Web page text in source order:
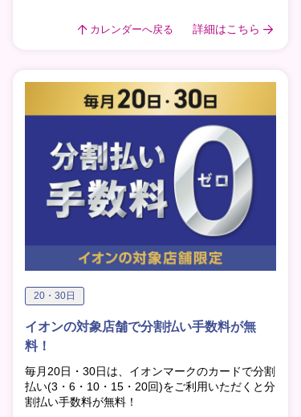
カレンダーへ戻る 詳細はこちら
20・30日
イオンの対象店舗で分割払い手数料が無
料！
毎月20日・30日は、イオンマークのカードで分割
払い(3・6・10・15・20回)をご利用いただくと分
割払い手数料が無料！